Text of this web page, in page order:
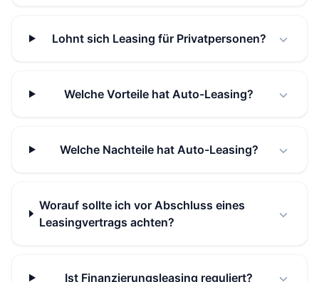
Lohnt sich Leasing für Privatpersonen?
Welche Vorteile hat Auto-Leasing?
Welche Nachteile hat Auto-Leasing?
Worauf sollte ich vor Abschluss eines
Leasingvertrags achten?
Ist Finanzierungsleasing reguliert?